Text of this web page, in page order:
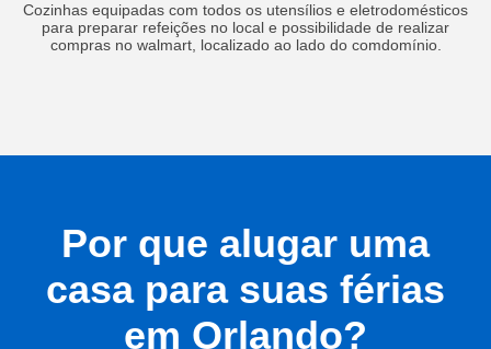
Cozinhas equipadas com todos os utensílios e eletrodomésticos
para preparar refeições no local e possibilidade de realizar
compras no walmart, localizado ao lado do comdomínio.
Por que alugar uma
casa para suas férias
em Orlando?